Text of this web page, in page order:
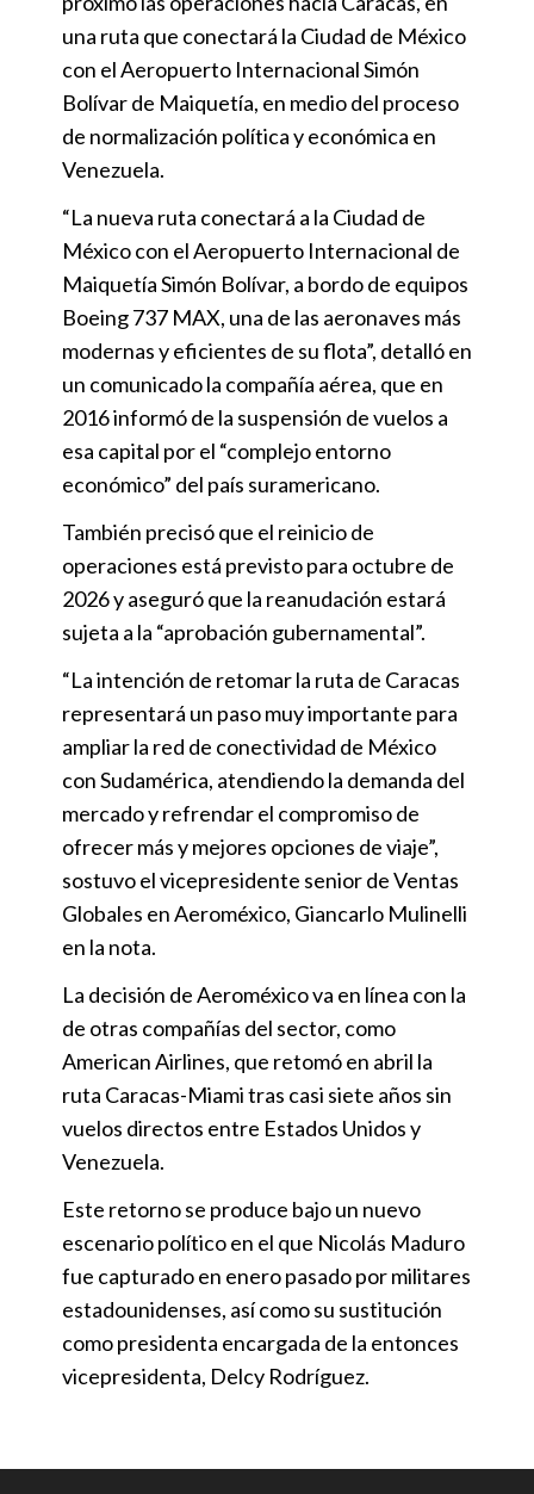
una ruta que conectará la Ciudad de México
con el Aeropuerto Internacional Simón
Bolívar de Maiquetía, en medio del proceso
de normalización política y económica en
Venezuela.
“La nueva ruta conectará a la Ciudad de
México con el Aeropuerto Internacional de
Maiquetía Simón Bolívar, a bordo de equipos
Boeing 737 MAX, una de las aeronaves más
modernas y eficientes de su flota”, detalló en
un comunicado la compañía aérea, que en
2016 informó de la suspensión de vuelos a
esa capital por el “complejo entorno
económico” del país suramericano.
También precisó que el reinicio de
operaciones está previsto para octubre de
2026 y aseguró que la reanudación estará
sujeta a la “aprobación gubernamental”.
“La intención de retomar la ruta de Caracas
representará un paso muy importante para
ampliar la red de conectividad de México
con Sudamérica, atendiendo la demanda del
mercado y refrendar el compromiso de
ofrecer más y mejores opciones de viaje”,
sostuvo el vicepresidente senior de Ventas
Globales en Aeroméxico, Giancarlo Mulinelli
en la nota.
La decisión de Aeroméxico va en línea con la
de otras compañías del sector, como
American Airlines, que retomó en abril la
ruta Caracas-Miami tras casi siete años sin
vuelos directos entre Estados Unidos y
Venezuela.
Este retorno se produce bajo un nuevo
escenario político en el que Nicolás Maduro
fue capturado en enero pasado por militares
estadounidenses, así como su sustitución
como presidenta encargada de la entonces
vicepresidenta, Delcy Rodríguez.